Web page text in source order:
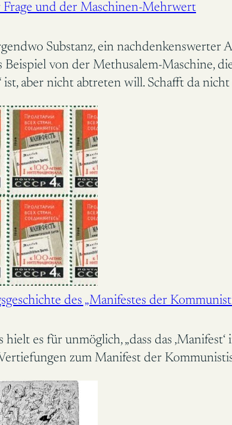
und der Maschinen-Mehrwert
Substanz, ein nachdenkenswerter
Beispiel von der Methusalem-Maschine,
ist, aber nicht abtreten will. Schafft da
des „Manifestes der
hielt es für unmöglich, „dass das
Vertiefungen zum Manifest der